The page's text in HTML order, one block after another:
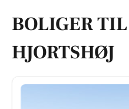
BOLIGER
HJORTSHØJ